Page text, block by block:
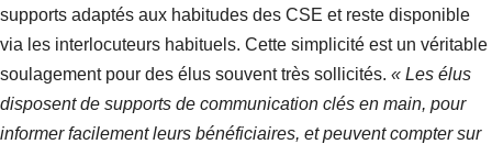
supports adaptés aux habitudes des CSE et reste disponible
via les interlocuteurs habituels. Cette simplicité est un véritable
soulagement pour des élus souvent très sollicités. « Les élus
disposent de supports de communication clés en main, pour
informer facilement leurs bénéficiaires, et peuvent compter sur